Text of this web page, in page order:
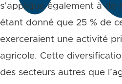
s’applique également à de
étant donné que 25 % de
exerceraient une activité
agricole. Cette
des secteurs autres que